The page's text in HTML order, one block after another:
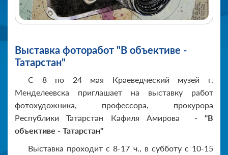
Выставка фоторабот "В объективе -
Татарстан"
С 8 по 24 мая Краеведческий музей г.
Менделеевска приглашает на выставку работ
фотохудожника, профессора, прокурора
Республики Татарстан Кафиля Амирова - "В
объективе - Татарстан"
Выставка проходит с 8-17 ч., в субботу с 10-15